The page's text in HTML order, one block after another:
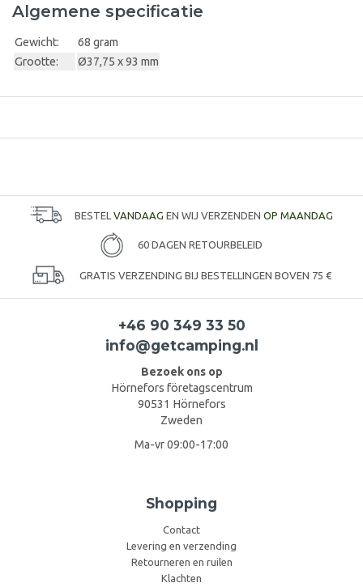
Algemene specificatie
Gewicht:
68 gram
Grootte:
Ø37,75 x 93 mm
BESTEL VANDAAG EN WIJ VERZENDEN OP MAANDAG
60 DAGEN RETOURBELEID
GRATIS VERZENDING BIJ BESTELLINGEN BOVEN 75 €
+46 90 349 33 50
info@getcamping.nl
Bezoek ons op
Hörnefors företagscentrum
90531 Hörnefors
Zweden
Ma-vr 09:00-17:00
Shopping
Contact
Levering en verzending
Retourneren en ruilen
Klachten